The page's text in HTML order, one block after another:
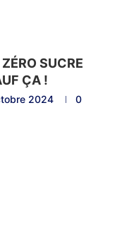
SUCRE
ÇA !
2024
0